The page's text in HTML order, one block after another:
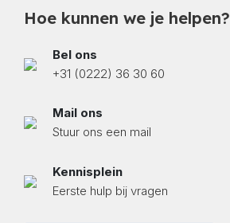
Hoe kunnen we je helpen?
Bel ons
+31 (0222) 36 30 60
Mail ons
Stuur ons een mail
Kennisplein
Eerste hulp bij vragen